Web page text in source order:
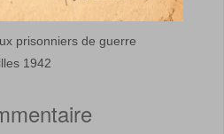
prisonniers de guerre
1942